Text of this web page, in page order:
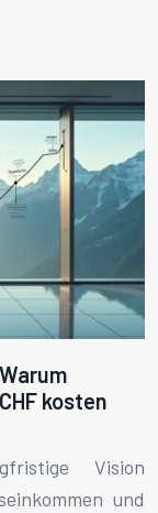
kosten
Vision
und